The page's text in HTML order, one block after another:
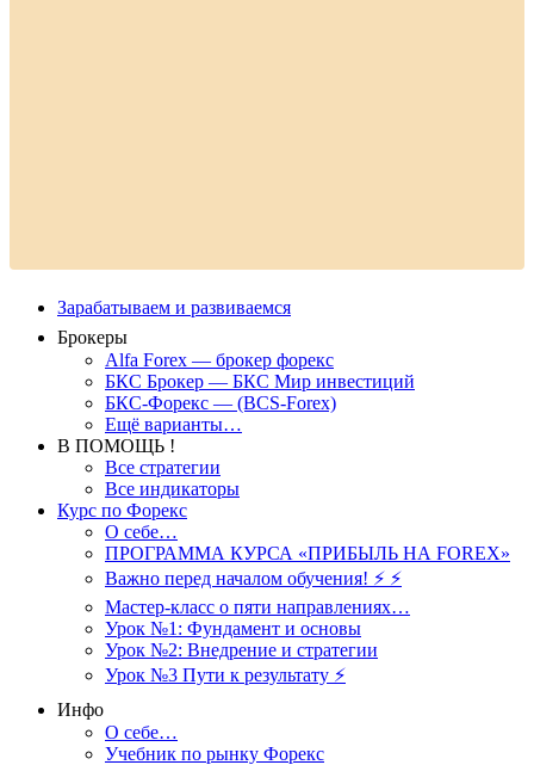
Зарабатываем и развиваемся
Брокеры
Alfa Forex — брокер форекс
БКС Брокер — БКС Мир инвестиций
БКС-Форекс — (BCS-Forex)
Ещё варианты…
В ПОМОЩЬ !
Все стратегии
Все индикаторы
Курс по Форекс
О себе…
ПРОГРАММА КУРСА «ПРИБЫЛЬ НА FOREX»
Важно перед началом обучения! ⚡ ⚡
Мастер-класс о пяти направлениях…
Урок №1: Фундамент и основы
Урок №2: Внедрение и стратегии
Урок №3 Пути к результату ⚡️
Инфо
О себе…
Учебник по рынку Форекс